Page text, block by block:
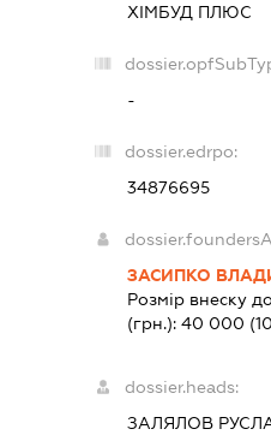
ХІМБУД ПЛЮС
-
dossier.edrpo:
34876695
ЗАСИПКО
Розмір внеску
(грн.): 40 000
dossier.heads:
ЗАЛЯЛОВ